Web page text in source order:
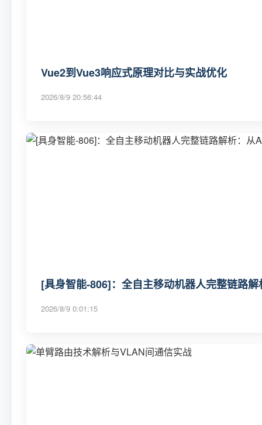
Vue2到Vue3响应式原理对比与实战优化
2026/8/9 20:56:44
[具身智能-806]：全自主移动机器人完整链路
2026/8/9 0:01:15